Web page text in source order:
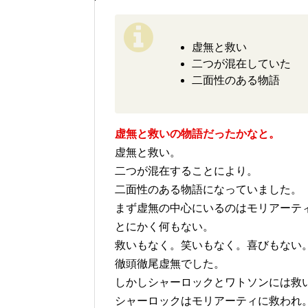
虚無と救い
二つが混在していた
二面性のある物語
虚無と救いの物語だったかなと。
虚無と救い。
二つが混在することにより。
二面性のある物語になっていました。
まず虚無の中心にいるのはモリアーテ
とにかく何もない。
救いもなく。笑いもなく。喜びもない。
徹頭徹尾虚無でした。
しかしシャーロックとワトソンには救
シャーロックはモリアーティに救われ。